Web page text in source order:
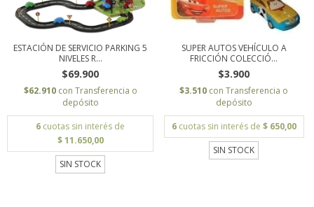
ESTACIÓN DE SERVICIO PARKING 5
NIVELES R...
$69.900
$62.910 con Transferencia o
depósito
6 cuotas sin interés de
$ 11.650,00
SIN STOCK
SUPER AUTOS VEHÍCULO A
FRICCIÓN COLECCIÓ...
$3.900
$3.510 con Transferencia o
depósito
6 cuotas sin interés de $ 650,00
SIN STOCK